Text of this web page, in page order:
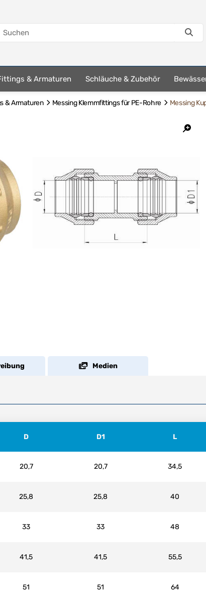
& Armaturen Schläuche & Zubehör
& Armaturen Messing Klemmfittings für PE-Rohre Messing
Medien
D D1 L
20,7 20,7 34,5
25,8 25,8 40
33 33 48
41,5 41,5 55,5
51 51 64